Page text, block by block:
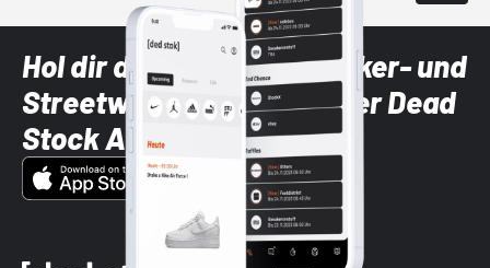
Hol dir die neuesten Sneaker- und
Streetwear-Brands mit der Dead
Stock App